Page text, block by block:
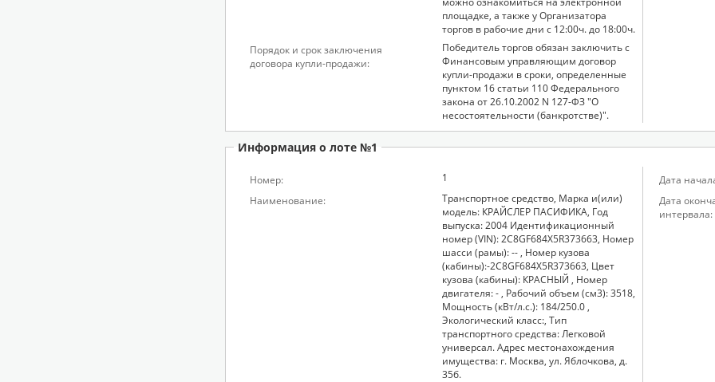
площадке, а также у Организатора
торгов в рабочие дни с 12:00ч. до 18:00ч.
Порядок и срок заключения
договора купли-продажи:
Победитель торгов обязан заключить с
Финансовым управляющим договор
купли-продажи в сроки, определенные
пунктом 16 статьи 110 Федерального
закона от 26.10.2002 N 127-ФЗ "О
несостоятельности (банкротстве)".
Информация о лоте №1
Номер: 1 Дата
Наименование:
Транспортное средство, Марка и(или)
модель: КРАЙСЛЕР ПАСИФИКА, Год
выпуска: 2004 Идентификационный
номер (VIN): 2С8GF684Х5R373663, Номер
шасси (рамы): -- , Номер кузова
(кабины):-2С8GF684Х5R373663, Цвет
кузова (кабины): КРАСНЫЙ , Номер
двигателя: - , Рабочий объем (см3): 3518,
Мощность (кВт/л.с.): 184/250.0 ,
Экологический класс:, Тип
транспортного средства: Легковой
универсал. Адрес местонахождения
имущества: г. Москва, ул. Яблочкова, д.
35б.
Дата
интервала: